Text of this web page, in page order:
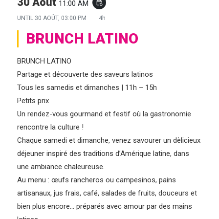
11:00 AM event_repeat
UNTIL 30 AOÛT, 03:00 PM 4h
BRUNCH LATINO
BRUNCH LATINO
Partage et découverte des saveurs latinos
Tous les samedis et dimanches | 11h – 15h
Petits prix
Un rendez-vous gourmand et festif où la gastronomie
rencontre la culture !
Chaque samedi et dimanche, venez savourer un dèlicieux
déjeuner inspiré des traditions d’Amérique latine, dans
une ambiance chaleureuse.
Au menu : œufs rancheros ou campesinos, pains
artisanaux, jus frais, café, salades de fruits, douceurs et
bien plus encore… préparés avec amour par des mains